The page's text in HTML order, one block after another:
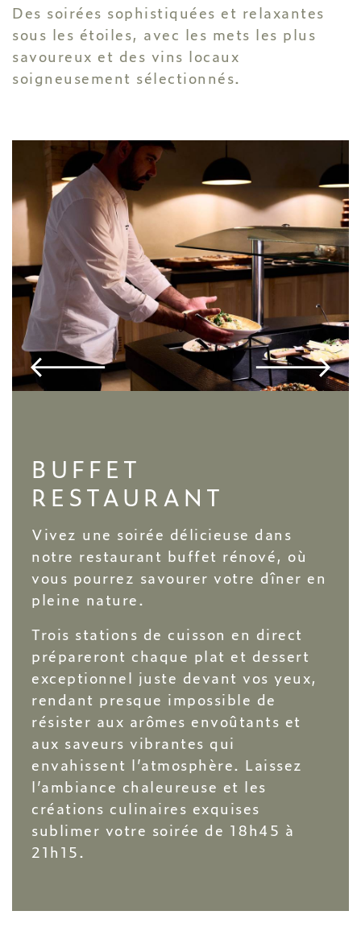
Des soirées sophistiquées et relaxantes
sous les étoiles, avec les mets les plus
savoureux et des vins locaux
soigneusement sélectionnés.
BUFFET
RESTAURANT
Vivez une soirée délicieuse dans
notre restaurant buffet rénové, où
vous pourrez savourer votre dîner en
pleine nature.
Trois stations de cuisson en direct
prépareront chaque plat et dessert
exceptionnel juste devant vos yeux,
rendant presque impossible de
résister aux arômes envoûtants et
aux saveurs vibrantes qui
envahissent l’atmosphère. Laissez
l’ambiance chaleureuse et les
créations culinaires exquises
sublimer votre soirée de 18h45 à
21h15.